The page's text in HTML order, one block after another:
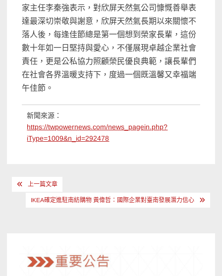
家主任李秦強表示，對欣屏天然氣公司慷慨善舉表
達最深切崇敬與謝意，欣屏天然氣長期以來關懷不
落人後，每逢佳節總是第一個想到榮家長輩，這份
數十年如一日堅持與愛心，不僅展現卓越企業社會
責任，更是公私協力照顧榮民優良典範，讓長輩們
在社會各界溫暖支持下，度過一個既溫馨又幸福端
午佳節。
新聞來源：
https://twpowernews.com/news_pagein.php?
iType=1009&n_id=292478
文 上一篇文章
IKEA確定進駐南紡購物 黃偉哲：國際企業對臺南發展潛力信心